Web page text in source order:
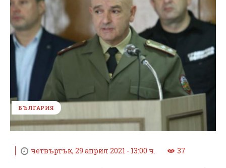
БЪЛГАРИЯ
четвъртък, 29 април 2021 - 13:00 ч. 37